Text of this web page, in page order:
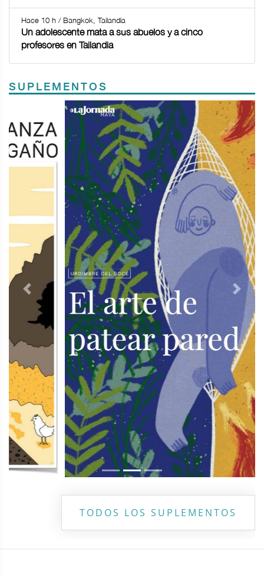
Hace 10 h / Bangkok, Tailandia
Un adolescente mata a sus abuelos y a cinco
profesores en Tailandia
SUPLEMENTOS
Previous Next
TODOS LOS SUPLEMENTOS